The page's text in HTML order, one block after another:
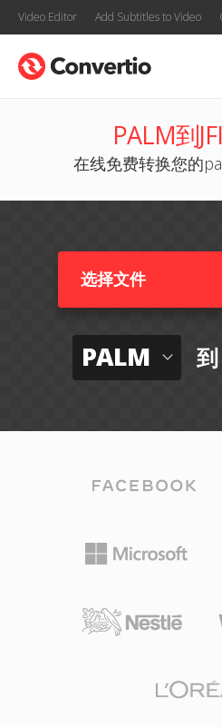
Video Editor Add Subtitles to Video
PALM到
在线免费转换您的
选择文件
PALM 到